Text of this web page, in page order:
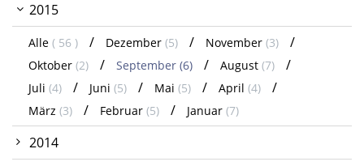
2015
Alle ( 56 ) Dezember (5) November (3)
Oktober (2) September (6) August (7)
Juli (4) Juni (5) Mai (5) April (4)
März (3) Februar (5) Januar (7)
2014